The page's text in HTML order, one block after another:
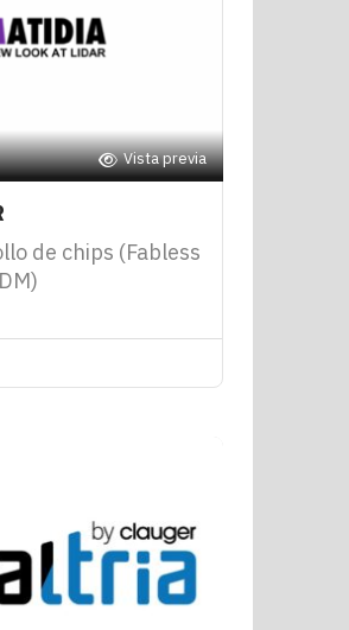
Vista previa
de chips (Fabless